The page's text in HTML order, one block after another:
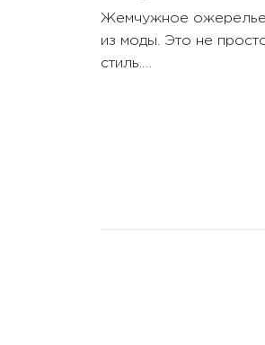
Жемчужное ожерелье
из моды. Это не
стиль.